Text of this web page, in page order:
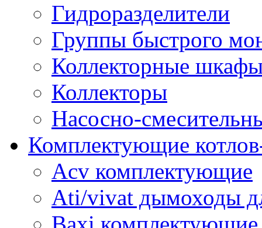
Гидроразделители
Группы быстрого
Коллекторные
Коллекторы
Насосно-
Комплектующие
Acv комплектующие
Ati/vivat дымоходы